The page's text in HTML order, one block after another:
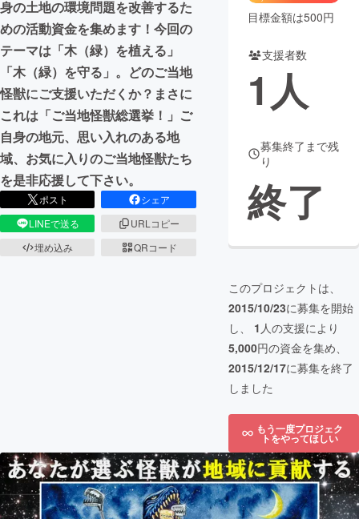
CAMPFIRE for Social Good
CAMPFIREふるさと納税machi-ya
身の土地の環境問題を改善するた
めの活動資金を集めます！今回の
テーマは「木（緑）を植える」
「木（緑）を守る」。どのご当地
怪獣にご支援いただくか？まさに
これは「ご当地怪獣総選挙！」ご
自身の地元、思い入れのある地
域、お気に入りのご当地怪獣たち
を是非応援して下さい。
ポスト
シェア
LINEで送る
URLコピー
埋め込み
QRコード
目標金額は500円
支援者数
1人
募集終了まで残
り
終了
このプロジェクトは、
2015/10/23に募集を開始
し、 1 人の支援により
5,000円の資金を集め、
2015/12/17に募集を終了
しました
もう一度プロジェク
トをやってほしい